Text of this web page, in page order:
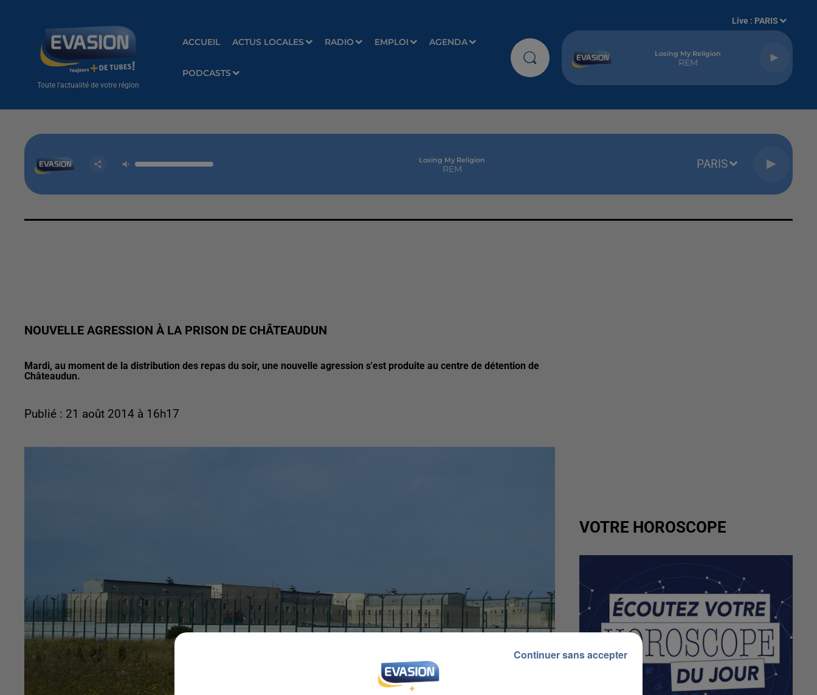
Toute l'actualité de votre région
ACCUEIL ACTUS LOCALES RADIO EMPLOI AGENDA
PODCASTS
Live : PARIS
Losing My Religion
REM
Losing My Religion
REM PARIS
NOUVELLE AGRESSION À LA PRISON DE CHÂTEAUDUN
Mardi, au moment de la distribution des repas du soir, une nouvelle agression s'est produite au centre de détention de
Châteaudun.
Publié : 21 août 2014 à 16h17
VOTRE HOROSCOPE
Continuer sans accepter